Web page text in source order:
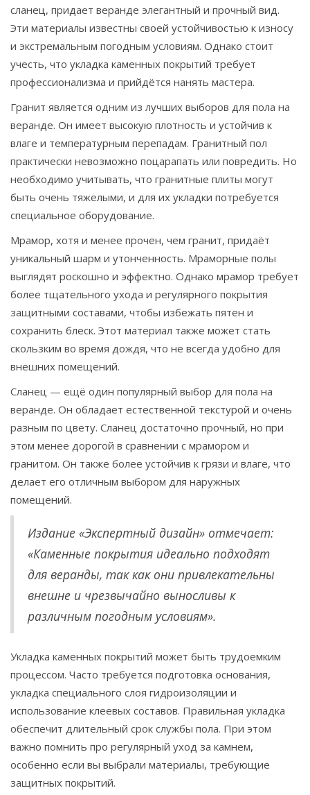
сланец, придает веранде элегантный и прочный вид.
Эти материалы известны своей устойчивостью к износу
и экстремальным погодным условиям. Однако стоит
учесть, что укладка каменных покрытий требует
профессионализма и прийдётся нанять мастера.
Гранит является одним из лучших выборов для пола на
веранде. Он имеет высокую плотность и устойчив к
влаге и температурным перепадам. Гранитный пол
практически невозможно поцарапать или повредить. Но
необходимо учитывать, что гранитные плиты могут
быть очень тяжелыми, и для их укладки потребуется
специальное оборудование.
Мрамор, хотя и менее прочен, чем гранит, придаёт
уникальный шарм и утонченность. Мраморные полы
выглядят роскошно и эффектно. Однако мрамор требует
более тщательного ухода и регулярного покрытия
защитными составами, чтобы избежать пятен и
сохранить блеск. Этот материал также может стать
скользким во время дождя, что не всегда удобно для
внешних помещений.
Сланец — ещё один популярный выбор для пола на
веранде. Он обладает естественной текстурой и очень
разным по цвету. Сланец достаточно прочный, но при
этом менее дорогой в сравнении с мрамором и
гранитом. Он также более устойчив к грязи и влаге, что
делает его отличным выбором для наружных
помещений.
Издание «Экспертный дизайн» отмечает:
«Каменные покрытия идеально подходят
для веранды, так как они привлекательны
внешне и чрезвычайно выносливы к
различным погодным условиям».
Укладка каменных покрытий может быть трудоемким
процессом. Часто требуется подготовка основания,
укладка специального слоя гидроизоляции и
использование клеевых составов. Правильная укладка
обеспечит длительный срок службы пола. При этом
важно помнить про регулярный уход за камнем,
особенно если вы выбрали материалы, требующие
защитных покрытий.